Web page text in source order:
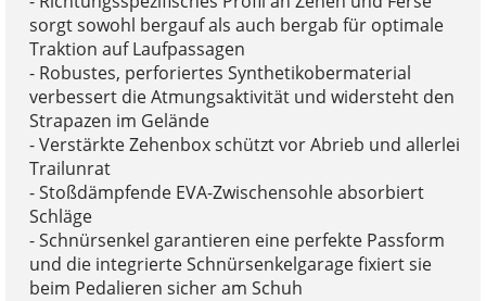
sorgt sowohl bergauf als auch bergab für optimale
Traktion auf Laufpassagen
- Robustes, perforiertes Synthetikobermaterial
verbessert die Atmungsaktivität und widersteht den
Strapazen im Gelände
- Verstärkte Zehenbox schützt vor Abrieb und allerlei
Trailunrat
- Stoßdämpfende EVA-Zwischensohle absorbiert
Schläge
- Schnürsenkel garantieren eine perfekte Passform
und die integrierte Schnürsenkelgarage fixiert sie
beim Pedalieren sicher am Schuh